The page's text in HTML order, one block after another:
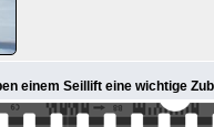
einem Seillift eine wichtige